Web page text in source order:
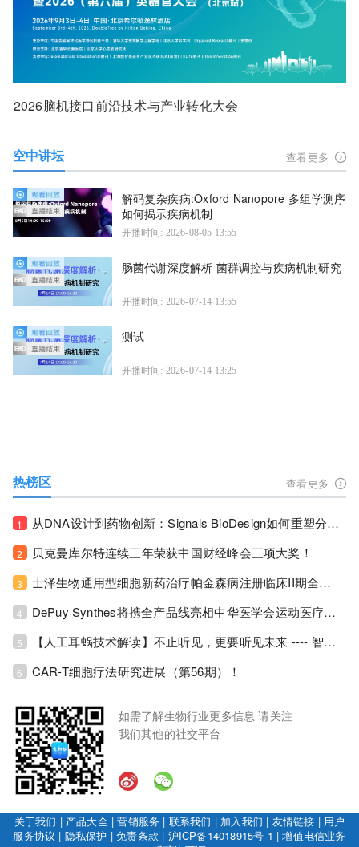
2026脑机接口前沿技术与产业转化大会
空中讲坛 查看更多
解码复杂疾病:Oxford Nanopore 多组学测序
如何揭示疾病机制
开播时间: 2026-08-05 13:55
肠菌代谢深度解析 菌群调控与疾病机制研究
开播时间: 2026-07-14 13:55
测试
开播时间: 2026-07-14 13:25
热榜区 查看更多
1 从DNA设计到药物创新：Signals BioDesign如何重塑分子生物学研发生态！
2 贝克曼库尔特连续三年荣获中国财经峰会三项大奖！
3 士泽生物通用型细胞新药治疗帕金森病注册临床II期全部入组完成！
4 DePuy Synthes将携全产品线亮相中华医学会运动医疗分会大会，加码布局中国运动医学创新赛道！
5 【人工耳蜗技术解读】不止听见，更要听见未来 ---- 智能耳蜗，开启人工耳蜗技术新纪元！
6 CAR-T细胞疗法研究进展（第56期）！
如需了解生物行业更多信息 请关注
我们其他的社交平台
关于我们 | 产品大全|营销服务 | 联系我们 | 加入我们 | 友情链接 | 用户
服务协议 | 隐私保护 |免责条款 | 沪ICP备14018915号-1 |增值电信业务